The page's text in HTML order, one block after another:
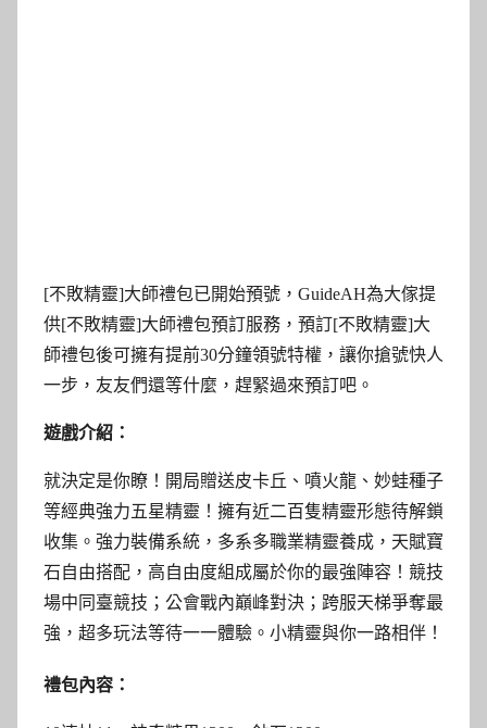
[不敗精靈]大師禮包已開始預號，GuideAH為大傢提
供[不敗精靈]大師禮包預訂服務，預訂[不敗精靈]大
師禮包後可擁有提前30分鐘領號特權，讓你搶號快人
一步，友友們還等什麼，趕緊過來預訂吧。
遊戲介紹：
就決定是你瞭！開局贈送皮卡丘、噴火龍、妙蛙種子
等經典強力五星精靈！擁有近二百隻精靈形態待解鎖
收集。強力裝備系統，多系多職業精靈養成，天賦寶
石自由搭配，高自由度組成屬於你的最強陣容！競技
場中同臺競技；公會戰內巔峰對決；跨服天梯爭奪最
強，超多玩法等待一一體驗。小精靈與你一路相伴！
禮包內容：